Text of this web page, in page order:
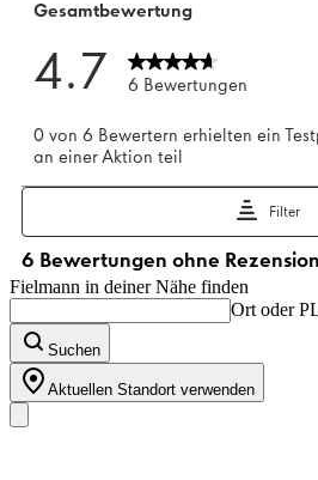
Fielmann in deiner Nähe finden
Ort oder
Suchen
Aktuellen Standort verwenden